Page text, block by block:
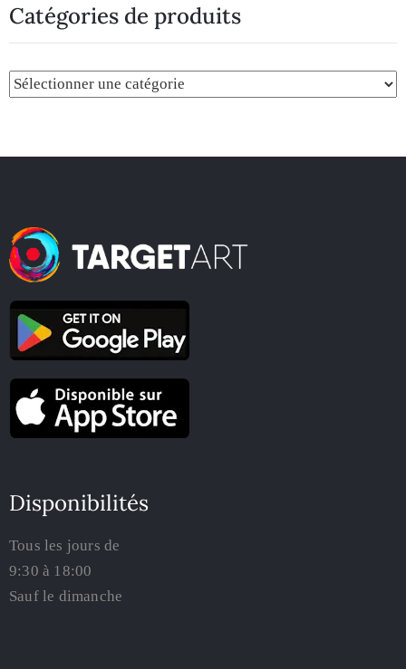
Catégories de produits
Disponibilités
Tous les jours de
9:30 à 18:00
Sauf le dimanche